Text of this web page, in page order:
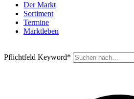
Der Markt
Sortiment
Termine
Marktleben
Pflichtfeld Keyword*